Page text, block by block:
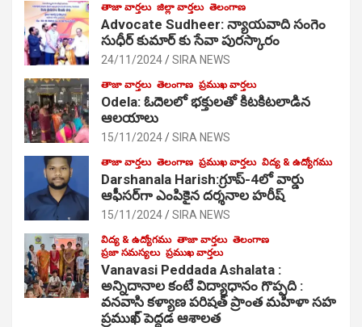
తాజా వార్తలు జిల్లా వార్తలు తెలంగాణ
Advocate Sudheer: న్యాయవాది సంగెం
సుధీర్ కుమార్ కు సేవా పురస్కారం
24/11/2024 SIRA NEWS
తాజా వార్తలు తెలంగాణ ప్రముఖ వార్తలు
Odela: ఓదెల‌లో భక్తులతో కిటకిటలాడిన
ఆల‌యాలు
15/11/2024 SIRA NEWS
తాజా వార్తలు తెలంగాణ ప్రముఖ వార్తలు విద్య & ఉద్యోగము
Darshanala Harish:గ్రూప్-4లో వార్డు
ఆఫీసర్‌గా ఎంపికైన దర్శనాల హరీష్
15/11/2024 SIRA NEWS
విద్య & ఉద్యోగము తాజా వార్తలు తెలంగాణ
ప్రజా సమస్యలు ప్రముఖ వార్తలు
Vanavasi Peddada Ashalata :
అన్నిదానాల కంటే విద్యాధానం గొప్పది :
వనవాసి కళ్యాణ పరిషత్ ప్రాంత మహిళా సహ
ప్రముఖ్ పెద్దడ ఆశాలత